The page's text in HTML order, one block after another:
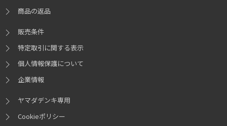
商品の返品
販売条件
特定取引に関する表示
個人情報保護について
企業情報
ヤマダデンキ専用
Cookieポリシー